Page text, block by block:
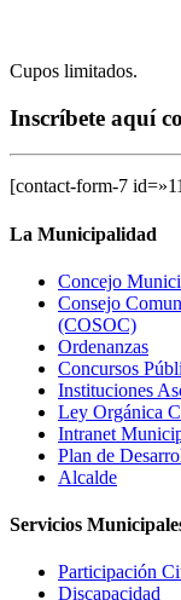
Cupos limitados.
Inscríbete aquí
[contact-form-7
La Municipalidad
Concejo
Consejo
(COSOC)
Ordenanzas
Concursos
Instituciones
Ley Orgánica
Intranet
Plan de
Alcalde
Servicios
Participación
Discapacidad